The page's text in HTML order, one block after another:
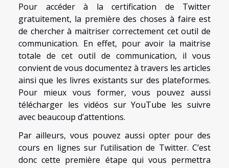
Pour accéder à la certification de Twitter
gratuitement, la première des choses à faire est
de chercher à maitriser correctement cet outil de
communication. En effet, pour avoir la maitrise
totale de cet outil de communication, il vous
convient de vous documentez à travers les articles
ainsi que les livres existants sur des plateformes.
Pour mieux vous former, vous pouvez aussi
télécharger les vidéos sur YouTube les suivre
avec beaucoup d’attentions.
Par ailleurs, vous pouvez aussi opter pour des
cours en lignes sur l’utilisation de Twitter. C’est
donc cette première étape qui vous permettra